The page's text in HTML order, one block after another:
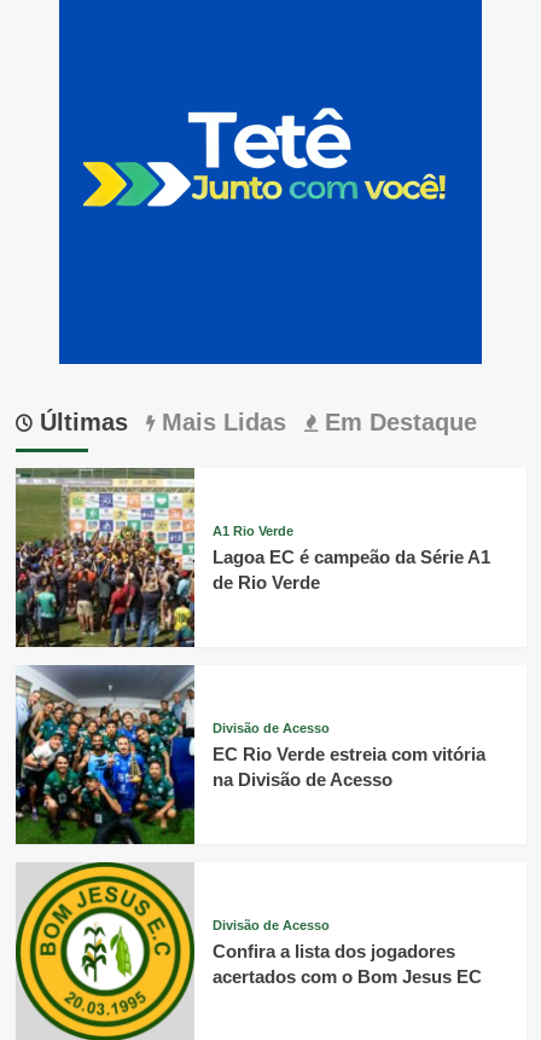
Últimas Mais Lidas Em Destaque
A1 Rio Verde
Lagoa EC é campeão da Série A1
de Rio Verde
Divisão de Acesso
EC Rio Verde estreia com vitória
na Divisão de Acesso
Divisão de Acesso
Confira a lista dos jogadores
acertados com o Bom Jesus EC